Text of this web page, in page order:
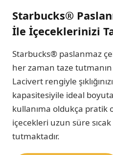
Starbucks®
İle İçeceklerinizi
Starbucks® paslanmaz
her zaman taze
Lacivert rengiyle
kapasitesiyile ideal
kullanıma oldukça pratik
içecekleri uzun süre
tutmaktadır.